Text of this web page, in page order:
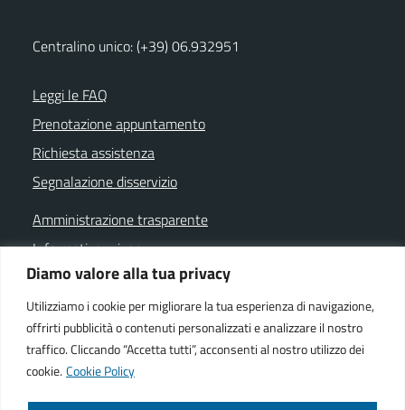
Diamo valore alla tua privacy
Utilizziamo i cookie per migliorare la tua esperienza di navigazione,
offrirti pubblicità o contenuti personalizzati e analizzare il nostro
traffico. Cliccando “Accetta tutti”, acconsenti al nostro utilizzo dei
cookie. Cookie Policy
Centralino unico: (+39) 06.932951
Leggi le FAQ
Prenotazione appuntamento
Richiesta assistenza
Segnalazione disservizio
Amministrazione trasparente
Informativa privacy
Note legali
Dichiarazione di accessibilità
Cookie policy